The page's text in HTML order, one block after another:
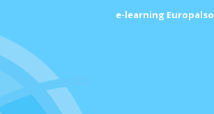
e-learning Europalso